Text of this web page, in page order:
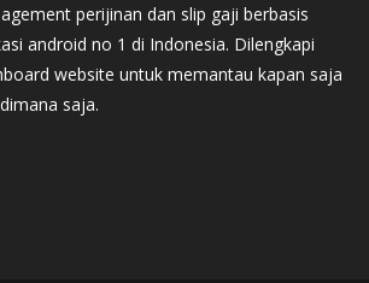
perijinan dan slip gaji berbasis
android no 1 di Indonesia. Dilengkapi
website untuk memantau kapan saja
saja.